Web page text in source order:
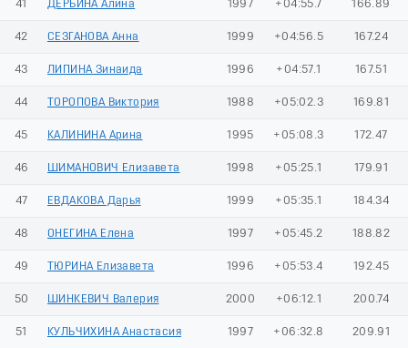
41 ДЕРБИНА Алина 1997 +04:55.7 166.89
42 СЕЗГАНОВА Анна 1999 +04:56.5 167.24
43 ЛИПИНА Зинаида 1996 +04:57.1 167.51
44 ТОРОПОВА Виктория 1988 +05:02.3 169.81
45 КАЛИНИНА Арина 1995 +05:08.3 172.47
46 ШИМАНОВИЧ Елизавета 1998 +05:25.1 179.91
47 ЕВДАКОВА Дарья 1999 +05:35.1 184.34
48 ОНЕГИНА Елена 1997 +05:45.2 188.82
49 ТЮРИНА Елизавета 1996 +05:53.4 192.45
50 ШИНКЕВИЧ Валерия 2000 +06:12.1 200.74
51 КУЛЬЧИХИНА Анастасия 1997 +06:32.8 209.91